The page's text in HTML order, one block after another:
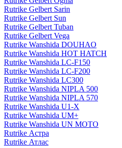
Rutrike Gelbert Sarin
Rutrike Gelbert Sun
Rutrike Gelbert Tuban
Rutrike Gelbert Vega
Rutrike Wanshida DOUHAO
Rutrike Wanshida HOT HATCH
Rutrike Wanshida LC-F150
Rutrike Wanshida LC-F200
Rutrike Wanshida LC300
Rutrike Wanshida NIPLA 500
Rutrike Wanshida NIPLA 570
Rutrike Wanshida U1-X
Rutrike Wanshida UM+
Rutrike Wanshida UN MOTO
Rutrike Астра
Rutrike Атлас